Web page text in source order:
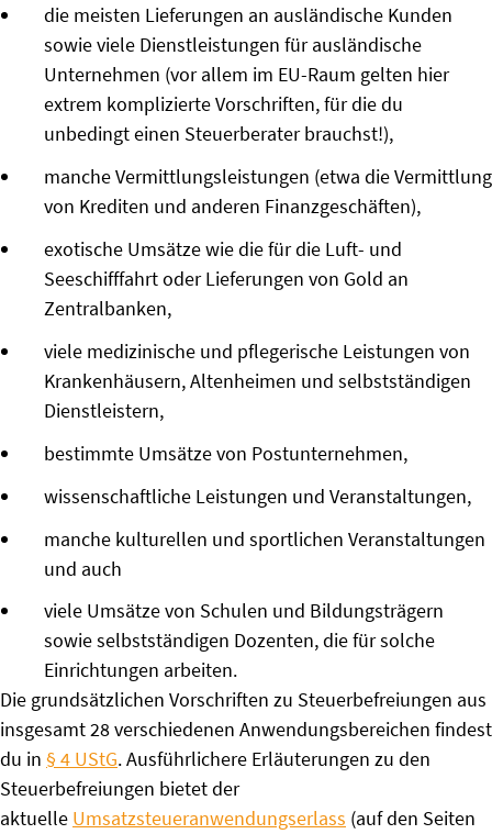
die meisten Lieferungen an ausländische Kunden
sowie viele Dienstleistungen für ausländische
Unternehmen (vor allem im EU-Raum gelten hier
extrem komplizierte Vorschriften, für die du
unbedingt einen Steuerberater brauchst!),
manche Vermittlungsleistungen (etwa die Vermittlung
von Krediten und anderen Finanzgeschäften),
exotische Umsätze wie die für die Luft- und
Seeschifffahrt oder Lieferungen von Gold an
Zentralbanken,
viele medizinische und pflegerische Leistungen von
Krankenhäusern, Altenheimen und selbstständigen
Dienstleistern,
bestimmte Umsätze von Postunternehmen,
wissenschaftliche Leistungen und Veranstaltungen,
manche kulturellen und sportlichen Veranstaltungen
und auch
viele Umsätze von Schulen und Bildungsträgern
sowie selbstständigen Dozenten, die für solche
Einrichtungen arbeiten.
Die grundsätzlichen Vorschriften zu Steuerbefreiungen aus
insgesamt 28 verschiedenen Anwendungsbereichen findest
du in § 4 UStG. Ausführlichere Erläuterungen zu den
Steuerbefreiungen bietet der
aktuelle Umsatzsteueranwendungserlass (auf den Seiten